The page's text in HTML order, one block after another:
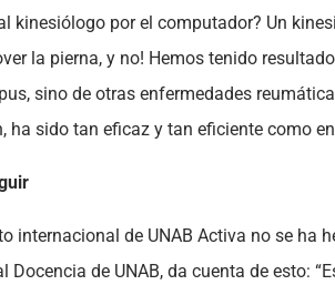
kinesiólogo por el computador? Un
la pierna, y no! Hemos tenido
sino de otras enfermedades
ha sido tan eficaz y tan eficiente como
internacional de UNAB Activa no se ha
Docencia de UNAB, da cuenta de esto: